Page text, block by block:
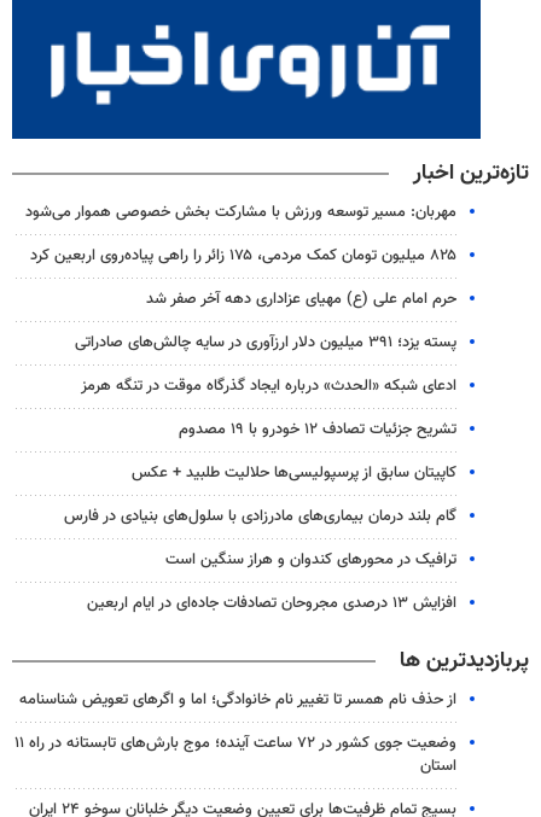
تازه‌ترین اخبار
مهربان: مسیر توسعه ورزش با مشارکت بخش خصوصی هموار می‌شود
۸۲۵ میلیون تومان کمک مردمی، ۱۷۵ زائر را راهی پیاده‌روی اربعین کرد
حرم امام علی (ع) مهیای عزاداری دهه آخر صفر شد
پسته یزد؛ ۳۹۱ میلیون دلار ارزآوری در سایه چالش‌های صادراتی
ادعای شبکه «الحدث» درباره ایجاد گذرگاه موقت در تنگه هرمز
تشریح جزئیات تصادف ۱۲ خودرو با ۱۹ مصدوم
کاپیتان سابق از پرسپولیسی‌ها حلالیت طلبید + عکس
گام بلند درمان بیماری‌های مادرزادی با سلول‌های بنیادی در فارس
ترافیک در محورهای کندوان و هراز سنگین است
افزایش ۱۳ درصدی مجروحان تصادفات جاده‌ای در ایام اربعین
پربازدیدترین ها
از حذف نام همسر تا تغییر نام خانوادگی؛ اما و اگرهای تعویض شناسنامه
وضعیت جوی کشور در ۷۲ ساعت آینده؛ موج بارش‌های تابستانه در راه ۱۱
استان
بسیج تمام ظرفیت‌ها برای تعیین وضعیت دیگر خلبانان سوخو ۲۴ ایران